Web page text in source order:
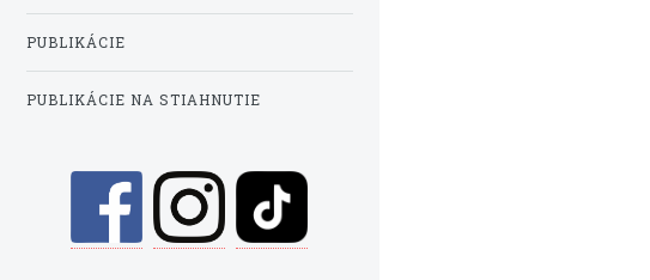
PUBLIKÁCIE
PUBLIKÁCIE NA STIAHNUTIE